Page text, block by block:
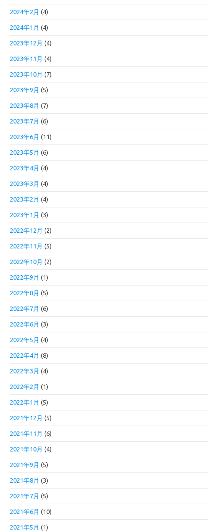
2024年2月 (4)
2024年1月 (4)
2023年12月 (4)
2023年11月 (4)
2023年10月 (7)
2023年9月 (5)
2023年8月 (7)
2023年7月 (6)
2023年6月 (11)
2023年5月 (6)
2023年4月 (4)
2023年3月 (4)
2023年2月 (4)
2023年1月 (3)
2022年12月 (2)
2022年11月 (5)
2022年10月 (2)
2022年9月 (1)
2022年8月 (5)
2022年7月 (6)
2022年6月 (3)
2022年5月 (4)
2022年4月 (8)
2022年3月 (4)
2022年2月 (1)
2022年1月 (5)
2021年12月 (5)
2021年11月 (6)
2021年10月 (4)
2021年9月 (5)
2021年8月 (3)
2021年7月 (5)
2021年6月 (10)
2021年5月 (1)